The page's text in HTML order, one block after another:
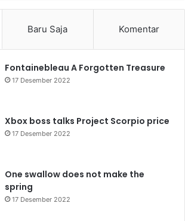
Baru Saja Komentar
Fontainebleau A Forgotten Treasure
17 Desember 2022
Xbox boss talks Project Scorpio price
17 Desember 2022
One swallow does not make the
spring
17 Desember 2022